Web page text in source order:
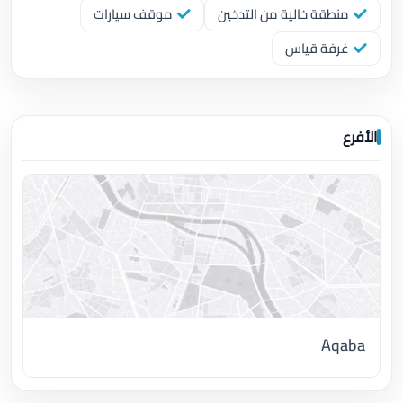
منطقة خالية من التدخين
موقف سيارات
غرفة قياس
الأفرع
Aqaba